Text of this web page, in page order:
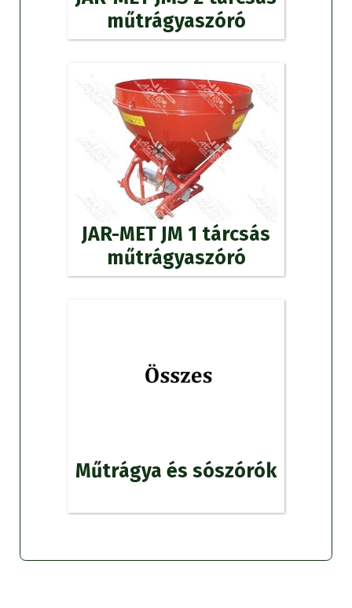
műtrágyaszóró
JAR-MET JM 1 tárcsás
műtrágyaszóró
Műtrágya és sószórók